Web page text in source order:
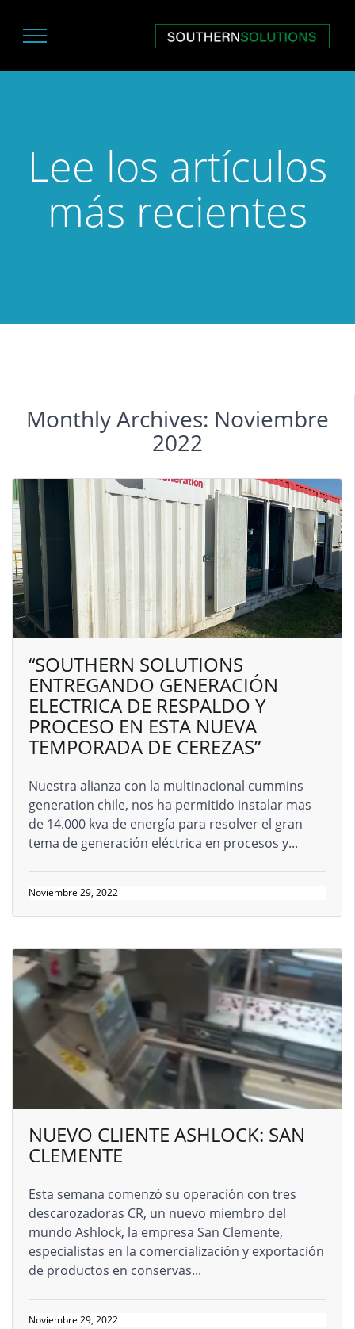
Lee los artículos
más recientes
Monthly Archives: Noviembre
2022
“SOUTHERN SOLUTIONS
ENTREGANDO GENERACIÓN
ELECTRICA DE RESPALDO Y
PROCESO EN ESTA NUEVA
TEMPORADA DE CEREZAS”
Nuestra alianza con la multinacional cummins
generation chile, nos ha permitido instalar mas
de 14.000 kva de energía para resolver el gran
tema de generación eléctrica en procesos y...
Noviembre 29, 2022
NUEVO CLIENTE ASHLOCK: SAN
CLEMENTE
Esta semana comenzó su operación con tres
descarozadoras CR, un nuevo miembro del
mundo Ashlock, la empresa San Clemente,
especialistas en la comercialización y exportación
de productos en conservas...
Noviembre 29, 2022